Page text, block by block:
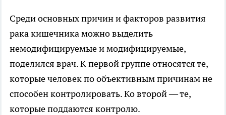
Среди основных причин и факторов развития
рака кишечника можно выделить
немодифицируемые и модифицируемые,
поделился врач. К первой группе относятся те,
которые человек по объективным причинам не
способен контролировать. Ко второй — те,
которые поддаются контролю.